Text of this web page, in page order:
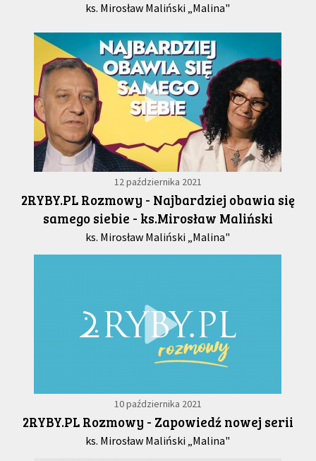
ks. Mirosław Maliński „Malina"
12 października 2021
2RYBY.PL Rozmowy - Najbardziej obawia się
samego siebie - ks.Mirosław Maliński
ks. Mirosław Maliński „Malina"
10 października 2021
2RYBY.PL Rozmowy - Zapowiedź nowej serii
ks. Mirosław Maliński „Malina"